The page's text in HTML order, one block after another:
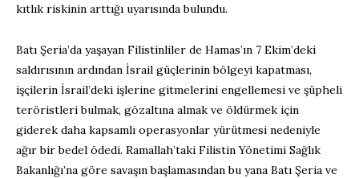
kıtlık riskinin arttığı uyarısında bulundu.
Batı Şeria’da yaşayan Filistinliler de Hamas’ın 7 Ekim’deki
saldırısının ardından İsrail güçlerinin bölgeyi kapatması,
işçilerin İsrail’deki işlerine gitmelerini engellemesi ve şüpheli
teröristleri bulmak, gözaltına almak ve öldürmek için
giderek daha kapsamlı operasyonlar yürütmesi nedeniyle
ağır bir bedel ödedi. Ramallah’taki Filistin Yönetimi Sağlık
Bakanlığı’na göre savaşın başlamasından bu yana Batı Şeria ve